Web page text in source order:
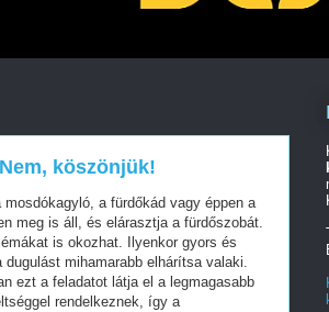
köszönjük!
a fürdőkád vagy éppen a
meg is áll, és elárasztja a fürdőszobát.
is okozhat. Ilyenkor gyors és
mihamarabb elhárítsa valaki.
ezt a feladatot látja el a legmagasabb
rendelkeznek, így a